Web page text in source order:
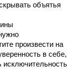
объятья
произвести на
в себе,
исключительность